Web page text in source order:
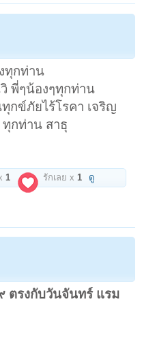
ทุกท่าน
พี่ๆน้องๆทุกท่าน
กข์ภัยไร้โรคา เจริญ
ทุกท่าน สาธุ
1 รักเลย x 1 ดู
ตรงกับวันจันทร์ แรม